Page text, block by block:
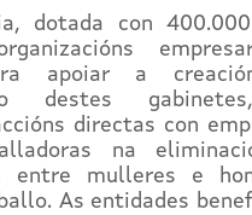
dotada con
apoiar a
destes
directas con
na
entre mulleres e
As entidades